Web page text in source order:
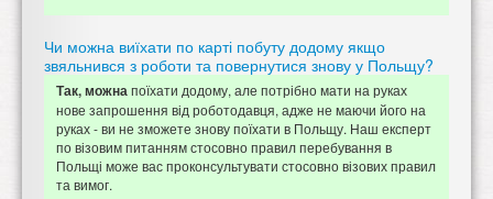
Чи можна виїхати по карті побуту додому якщо
звяльнився з роботи та повернутися знову у Польщу?
Так, можнапоїхати додому, але потрібно мати на руках
нове запрошення від роботодавця, адже не маючи його на
руках - ви не зможете знову поїхати в Польщу. Наш експерт
по візовим питанням стосовно правил перебування в
Польщі може вас проконсультувати стосовно візових правил
та вимог.